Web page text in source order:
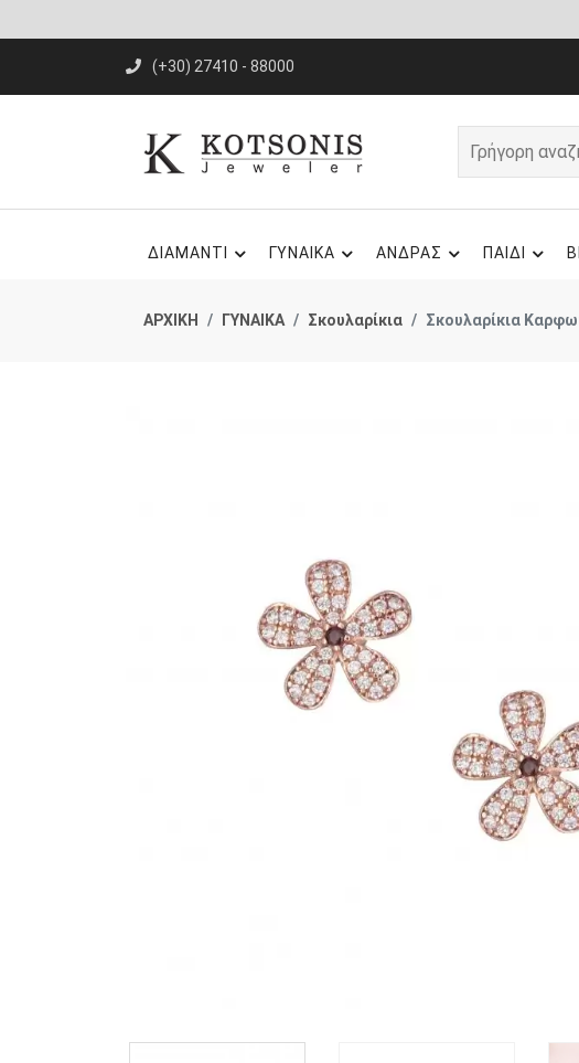
(+30) 27410 - 88000
ΔΙΑΜΑΝΤΙ ΓΥΝΑΙΚΑ ΑΝΔΡΑΣ ΠΑΙΔΙ
ΑΡΧΙΚΗ ΓΥΝΑΙΚΑ Σκουλαρίκια Σκουλαρίκια